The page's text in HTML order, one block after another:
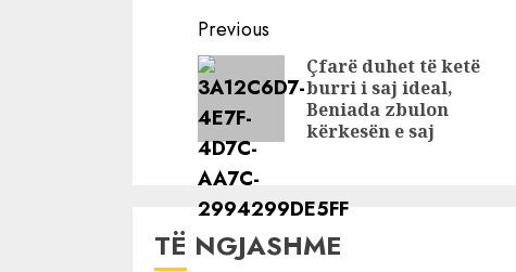
Presidentit
dorën e Ramës
Continue
Reading
Previous
Çfarë duhet të ketë
burri i saj ideal,
Beniada zbulon
kërkesën e saj
TË NGJASHME